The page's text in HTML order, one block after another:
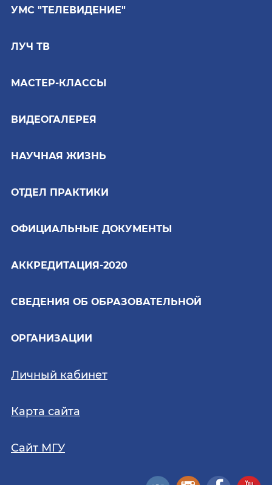
УМС "ТЕЛЕВИДЕНИЕ"
ЛУЧ ТВ
МАСТЕР-КЛАССЫ
ВИДЕОГАЛЕРЕЯ
НАУЧНАЯ ЖИЗНЬ
ОТДЕЛ ПРАКТИКИ
ОФИЦИАЛЬНЫЕ ДОКУМЕНТЫ
АККРЕДИТАЦИЯ-2020
СВЕДЕНИЯ ОБ ОБРАЗОВАТЕЛЬНОЙ
ОРГАНИЗАЦИИ
Личный кабинет
Карта сайта
Сайт МГУ